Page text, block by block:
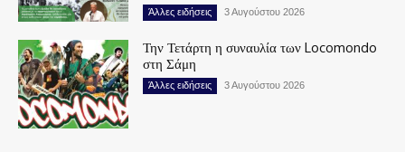
Άλλες ειδήσεις 3 Αυγούστου 2026
Την Τετάρτη η συναυλία των Locomondo
στη Σάμη
Άλλες ειδήσεις 3 Αυγούστου 2026